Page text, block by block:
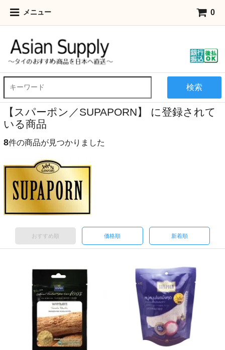
メニュー 0
検索
【スパーポン／SUPAPORN】 に登録されて
いる商品
8件の商品が見つかりました
おすすめ順 価格順 新着順